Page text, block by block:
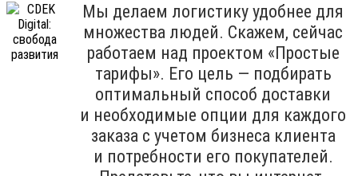
Мы делаем логистику удобнее для
множества людей. Скажем, сейчас
работаем над проектом «Простые
тарифы». Его цель — подбирать
оптимальный способ доставки
и необходимые опции для каждого
заказа с учетом бизнеса клиента
и потребности его покупателей.